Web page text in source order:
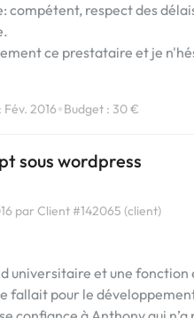
compétent, respect des
ce prestataire et je
Fév. 2016•Budget : 30 €
sous wordpress
par Client #142065 (client)
universitaire et une fonction
fallait pour le